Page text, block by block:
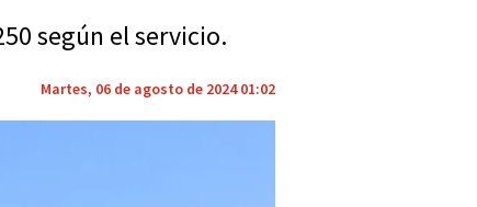
según el servicio.
Martes, 06 de agosto de 2024 01:02